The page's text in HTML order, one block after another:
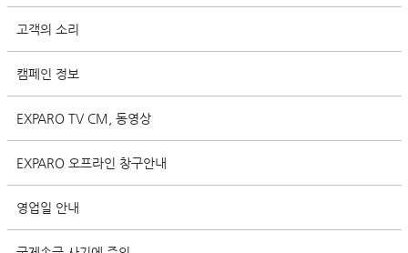
고객의 소리
캠페인 정보
EXPARO TV CM, 동영상
EXPARO 오프라인 창구안내
영업일 안내